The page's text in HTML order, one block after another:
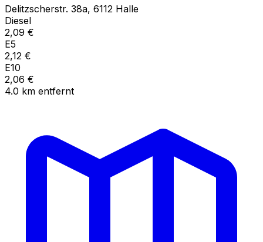
Delitzscherstr. 38a, 6112 Halle
Diesel
2,09 €
E5
2,12 €
E10
2,06 €
4.0 km entfernt